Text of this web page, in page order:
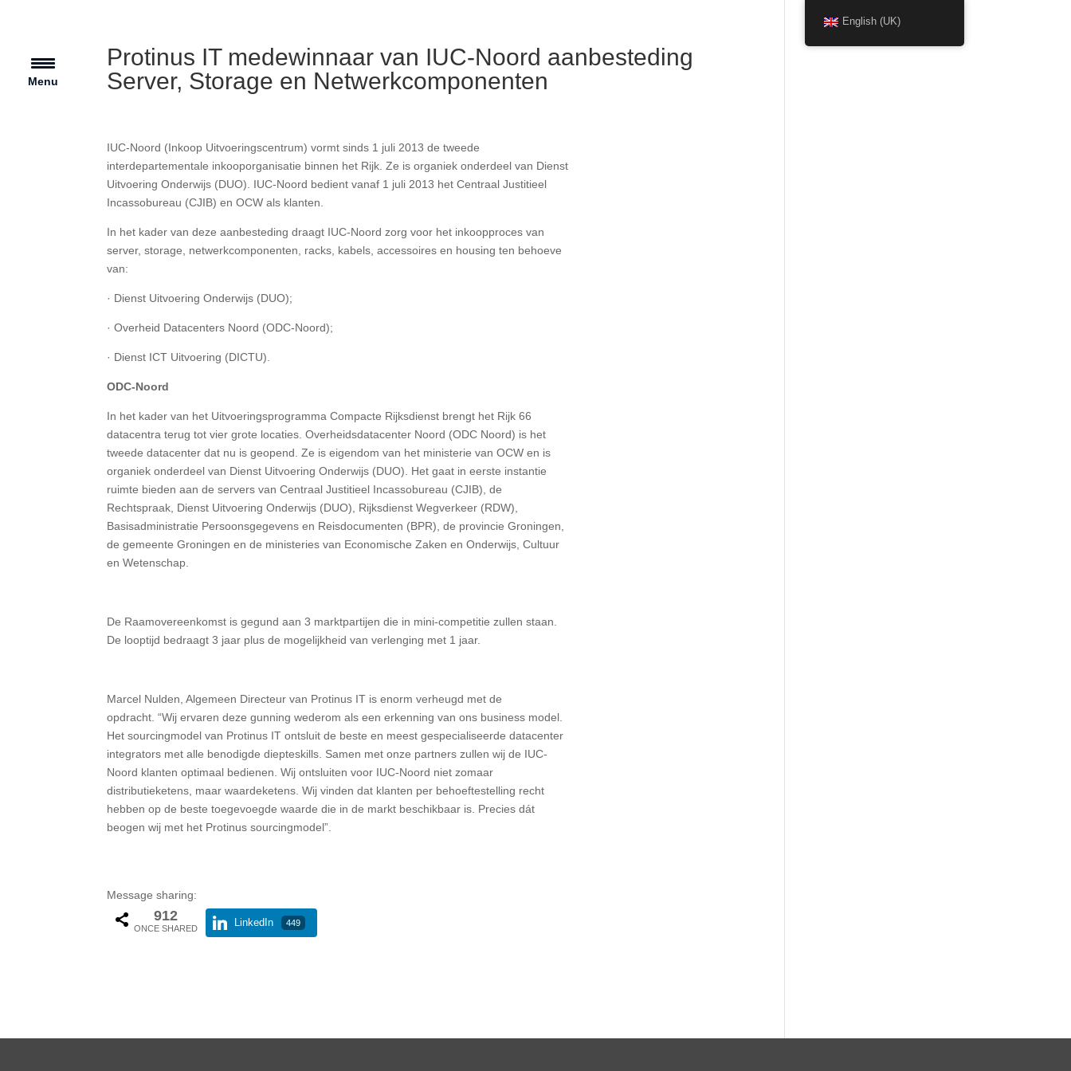
Protinus IT medewinnaar van IUC-Noord aanbesteding
Server, Storage en Netwerkcomponenten
IUC-Noord (Inkoop Uitvoeringscentrum) vormt sinds 1 juli 2013 de tweede
interdepartementale inkooporganisatie binnen het Rijk. Ze is organiek onderdeel van Dienst
Uitvoering Onderwijs (DUO). IUC-Noord bedient vanaf 1 juli 2013 het Centraal Justitieel
Incassobureau (CJIB) en OCW als klanten.
In het kader van deze aanbesteding draagt IUC-Noord zorg voor het inkoopproces van
server, storage, netwerkcomponenten, racks, kabels, accessoires en housing ten behoeve
van:
· Dienst Uitvoering Onderwijs (DUO);
· Overheid Datacenters Noord (ODC-Noord);
· Dienst ICT Uitvoering (DICTU).
ODC-Noord
In het kader van het Uitvoeringsprogramma Compacte Rijksdienst brengt het Rijk 66
datacentra terug tot vier grote locaties. Overheidsdatacenter Noord (ODC Noord) is het
tweede datacenter dat nu is geopend. Ze is eigendom van het ministerie van OCW en is
organiek onderdeel van Dienst Uitvoering Onderwijs (DUO). Het gaat in eerste instantie
ruimte bieden aan de servers van Centraal Justitieel Incassobureau (CJIB), de
Rechtspraak, Dienst Uitvoering Onderwijs (DUO), Rijksdienst Wegverkeer (RDW),
Basisadministratie Persoonsgegevens en Reisdocumenten (BPR), de provincie Groningen,
de gemeente Groningen en de ministeries van Economische Zaken en Onderwijs, Cultuur
en Wetenschap.
De Raamovereenkomst is gegund aan 3 marktpartijen die in mini-competitie zullen staan.
De looptijd bedraagt 3 jaar plus de mogelijkheid van verlenging met 1 jaar.
Marcel Nulden, Algemeen Directeur van Protinus IT is enorm verheugd met de
opdracht. “Wij ervaren deze gunning wederom als een erkenning van ons business model.
Het sourcingmodel van Protinus IT ontsluit de beste en meest gespecialiseerde datacenter
integrators met alle benodigde diepteskills. Samen met onze partners zullen wij de IUC-
Noord klanten optimaal bedienen. Wij ontsluiten voor IUC-Noord niet zomaar
distributieketens, maar waardeketens. Wij vinden dat klanten per behoeftestelling recht
hebben op de beste toegevoegde waarde die in de markt beschikbaar is. Precies dát
beogen wij met het Protinus sourcingmodel”.
Message sharing:
912
ONCE SHARED
LinkedIn 449
English (UK)
Menu